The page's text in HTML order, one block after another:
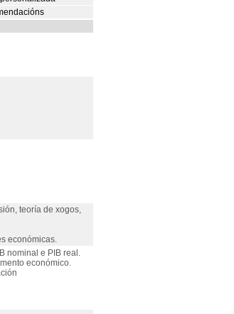
teoría de xogos,
económicas.
nominal e PIB real.
económico.